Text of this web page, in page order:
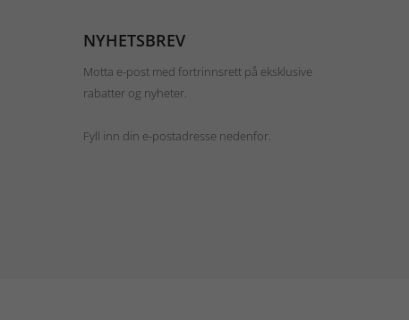
NYHETSBREV
Motta e-post med fortrinnsrett på eksklusive
rabatter og nyheter.
Fyll inn din e-postadresse nedenfor.